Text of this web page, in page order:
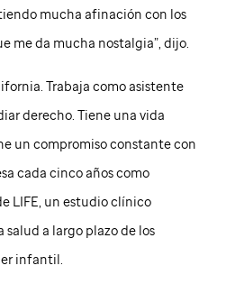
mucha afinación con los
me da mucha nostalgia”, dijo.
Trabaja como asistente
derecho. Tiene una vida
un compromiso constante con
cada cinco años como
LIFE, un estudio clínico
a largo plazo de los
infantil.